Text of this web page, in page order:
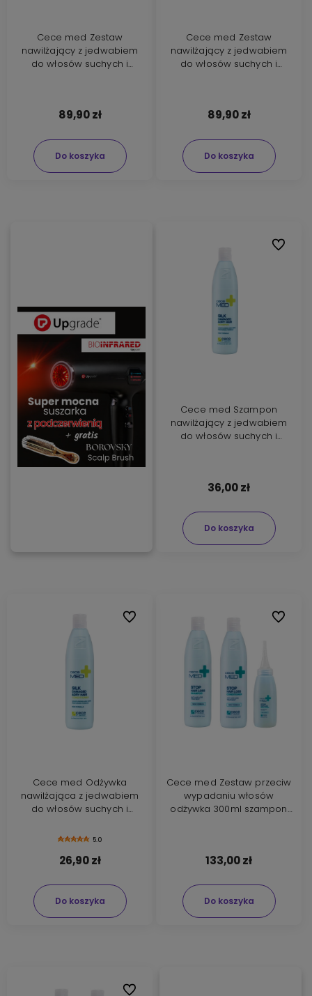
Cece med Zestaw
nawilżający z jedwabiem
do włosów suchych i
89,90 zł
Do koszyka
Cece med Zestaw
nawilżający z jedwabiem
do włosów suchych i
89,90 zł
Do koszyka
Cece med Szampon
nawilżający z jedwabiem
do włosów suchych i
36,00 zł
Do koszyka
Do
Cece med Odżywka
nawilżająca z jedwabiem
do włosów suchych i
5.0
26,90 zł
Do koszyka
Do ulubionych
Cece med Zestaw przeciw
wypadaniu włosów
odżywka 300ml szampon
133,00 zł
Do koszyka
Do
Do ulubionych